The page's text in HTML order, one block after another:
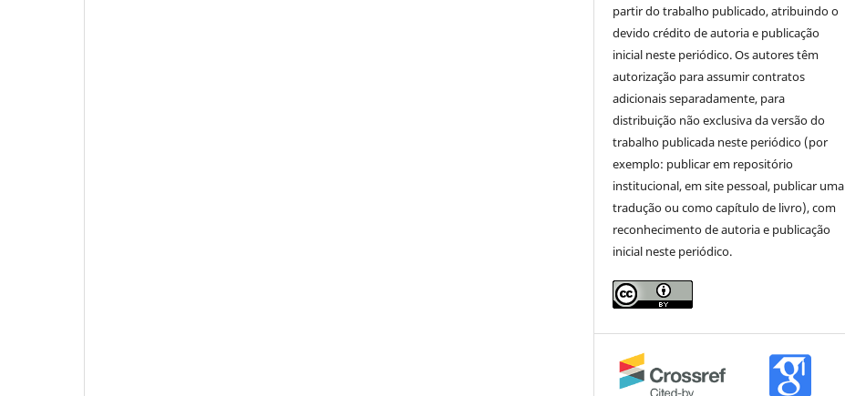
partir do trabalho publicado, atribuindo o
devido crédito de autoria e publicação
inicial neste periódico. Os autores têm
autorização para assumir contratos
adicionais separadamente, para
distribuição não exclusiva da versão do
trabalho publicada neste periódico (por
exemplo: publicar em repositório
institucional, em site pessoal, publicar uma
tradução ou como capítulo de livro), com
reconhecimento de autoria e publicação
inicial neste periódico.